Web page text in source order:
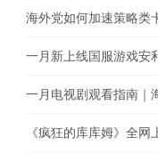
一月新上线国服游戏安
一月电视剧观看指南｜
《疯狂的库库姆》全